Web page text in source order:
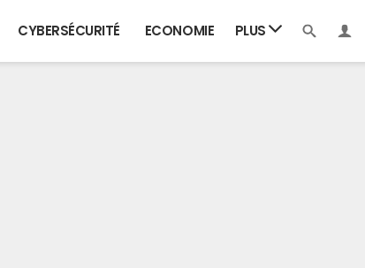
CYBERSÉCURITÉ ECONOMIE PLUS